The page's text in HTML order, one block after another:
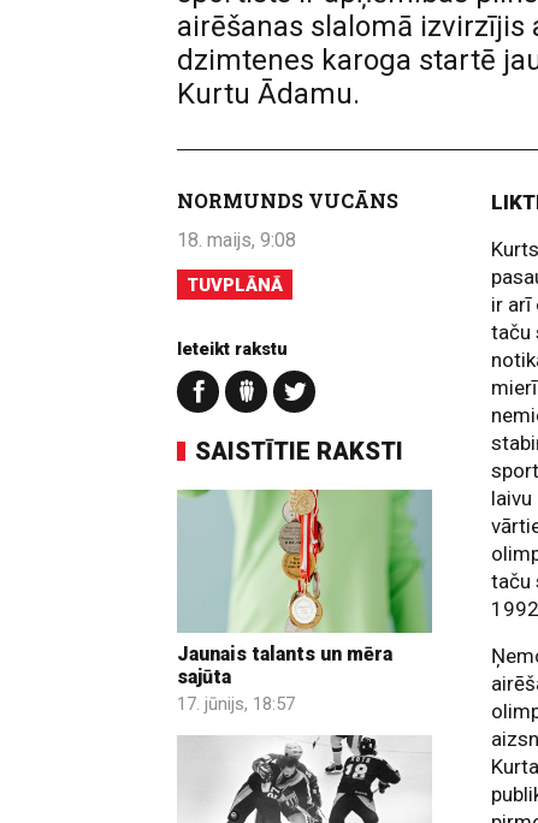
airēšanas slalomā izvirzījis
dzimtenes karoga startē
Kurtu Ādamu.
NORMUNDS VUCĀNS
18. maijs, 9:08
TUVPLĀNĀ
Ieteikt rakstu
SAISTĪTIE RAKSTI
Jaunais talants un mēra
sajūta
17. jūnijs, 18:57
ir arī
taču
taču